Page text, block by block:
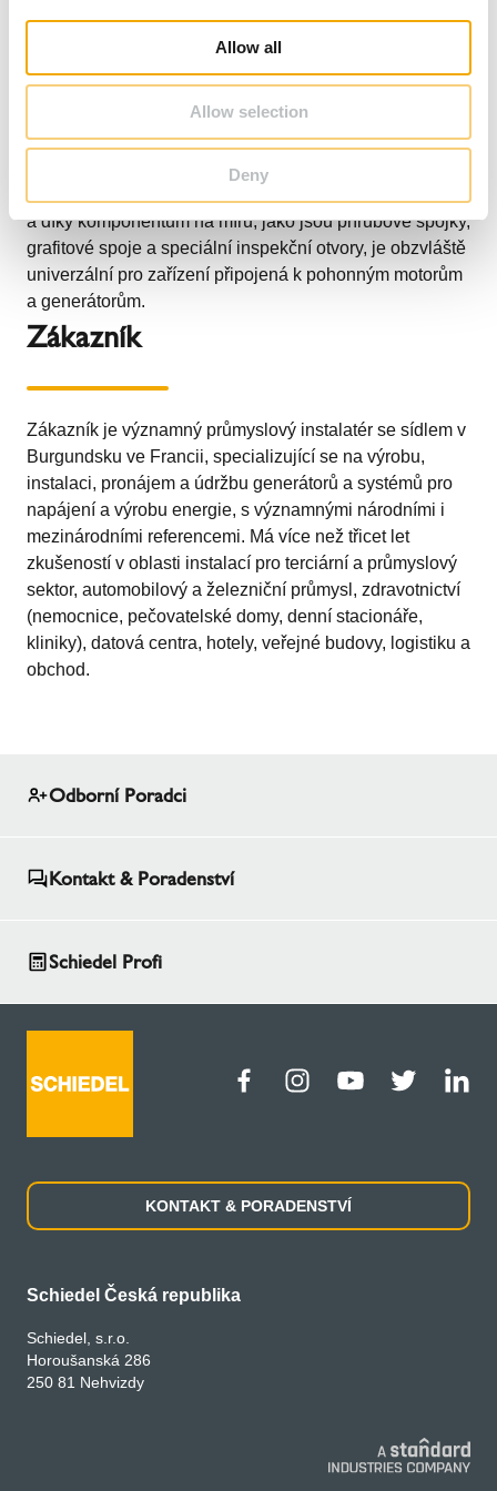
Allow all
Allow selection
Deny
verzi ICS 5000 s izolací 25 mm a průměrem průřezu 400
mm. ICS 5000 má vysoký výkon z hlediska odolnosti
proti tlaku (označení H1, až 5000 Pa) a odolnosti proti
vysokým teplotám (T600), je vhodný pro zařízení
a díky komponentům na míru, jako jsou přírubové spojky,
grafitové spoje a speciální inspekční otvory, je obzvláště
univerzální pro zařízení připojená k pohonným motorům
a generátorům.
Zákazník
Zákazník je významný průmyslový instalatér se sídlem v
Burgundsku ve Francii, specializující se na výrobu,
instalaci, pronájem a údržbu generátorů a systémů pro
napájení a výrobu energie, s významnými národními i
mezinárodními referencemi. Má více než třicet let
zkušeností v oblasti instalací pro terciární a průmyslový
sektor, automobilový a železniční průmysl, zdravotnictví
(nemocnice, pečovatelské domy, denní stacionáře,
kliniky), datová centra, hotely, veřejné budovy, logistiku a
obchod.
Odborní Poradci
Kontakt & Poradenství
Schiedel Profi
KONTAKT & PORADENSTVÍ
Schiedel Česká republika
Schiedel, s.r.o.
Horoušanská 286
250 81 Nehvizdy